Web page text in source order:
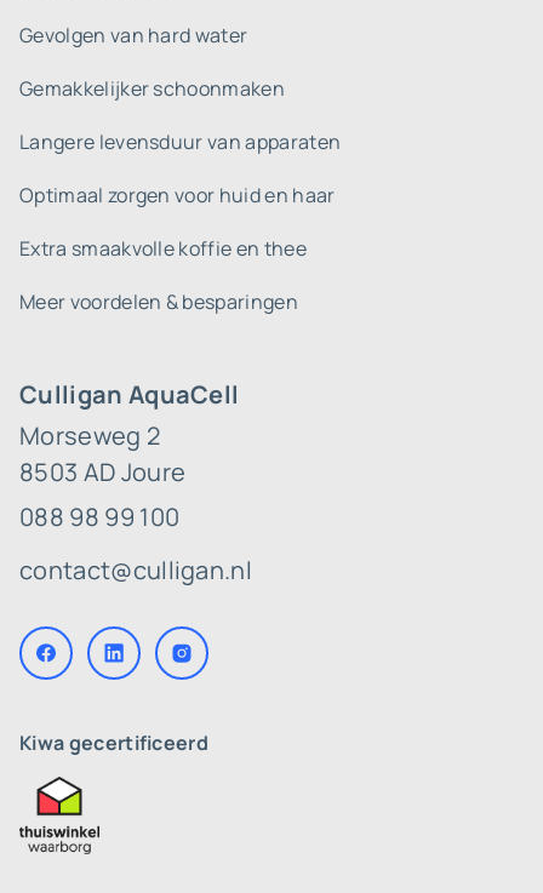
Culligan AquaCell
Morseweg 2
8503 AD Joure
088 98 99 100
contact@culligan.nl
Kiwa gecertificeerd
Gevolgen van hard water
Gemakkelijker schoonmaken
Langere levensduur van apparaten
Optimaal zorgen voor huid en haar
Extra smaakvolle koffie en thee
Meer voordelen & besparingen